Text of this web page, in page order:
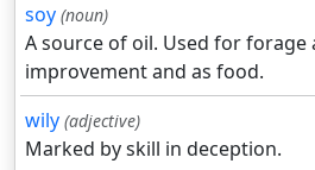
soy (noun)
A source of oil. Used for forage
improvement and as food.
wily (adjective)
Marked by skill in deception.